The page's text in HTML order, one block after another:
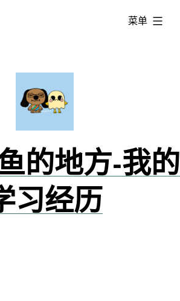
的地方-我的
习经历
菜单
已
展